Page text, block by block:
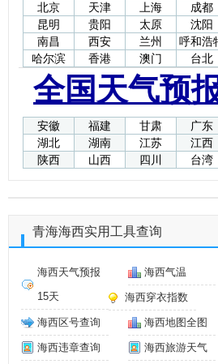
北京 天津 上海 成都
昆明
贵阳 太原 沈阳
南昌
西安 兰州 呼和浩
哈尔滨
香港 澳门 台北
全国天气预
安徽 福建 甘肃 广东
湖北
湖南 江苏 江西
陕西
山西 四川 台湾
青海海西实用工具查询
海西天气预报
15天
海西气温
海西穿衣指数
海西地图全图
海西区号查询
海西旅游天气
海西违章查询